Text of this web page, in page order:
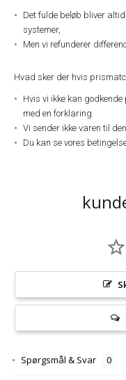
Det fulde beløb bliver
systemer,
Men vi refunderer
Hvad sker der hvis
Hvis vi ikke kan
med en forklaring.
Vi sender ikke varen til
Du kan se vores
Spørgsmål & Svar